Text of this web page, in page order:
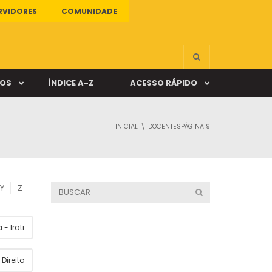
COMUNIDADE
ÍNDICE A-Z ACESSO RÁPIDO
INICIAL DOCENTESPÁGINA 9
Y Z
- Irati
Direito